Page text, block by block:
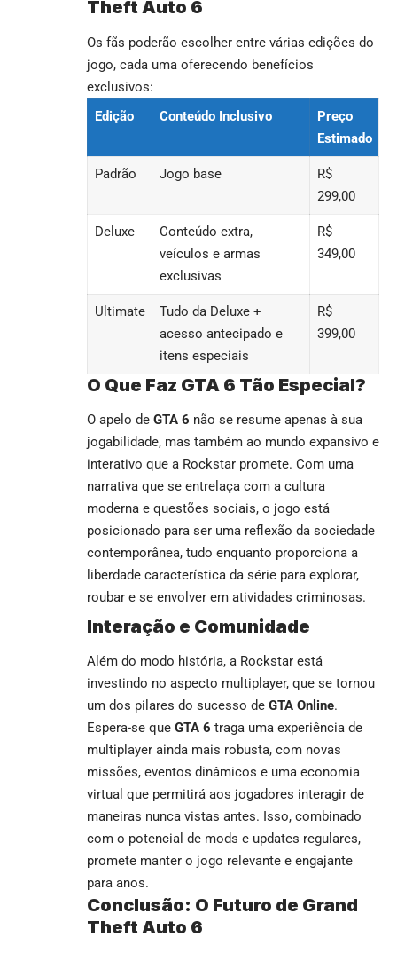
Theft Auto 6
Os fãs poderão escolher entre várias edições do
jogo, cada uma oferecendo benefícios
exclusivos:
Edição
Conteúdo Inclusivo
Preço
Estimado
Padrão Jogo base
R$
299,00
Deluxe
Conteúdo extra,
veículos e armas
exclusivas
R$
349,00
Ultimate
Tudo da Deluxe +
acesso antecipado e
itens especiais
R$
399,00
O Que Faz GTA 6 Tão Especial?
O apelo de GTA 6 não se resume apenas à sua
jogabilidade, mas também ao mundo expansivo e
interativo que a Rockstar promete. Com uma
narrativa que se entrelaça com a cultura
moderna e questões sociais, o jogo está
posicionado para ser uma reflexão da sociedade
contemporânea, tudo enquanto proporciona a
liberdade característica da série para explorar,
roubar e se envolver em atividades criminosas.
Interação e Comunidade
Além do modo história, a Rockstar está
investindo no aspecto multiplayer, que se tornou
um dos pilares do sucesso de GTA Online.
Espera-se que GTA 6 traga uma experiência de
multiplayer ainda mais robusta, com novas
missões, eventos dinâmicos e uma economia
virtual que permitirá aos jogadores interagir de
maneiras nunca vistas antes. Isso, combinado
com o potencial de mods e updates regulares,
promete manter o jogo relevante e engajante
para anos.
Conclusão: O Futuro de Grand
Theft Auto 6